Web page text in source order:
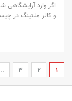
اگر وارد آرایشگاهی
و کالر ملتینگ در
1
2
3